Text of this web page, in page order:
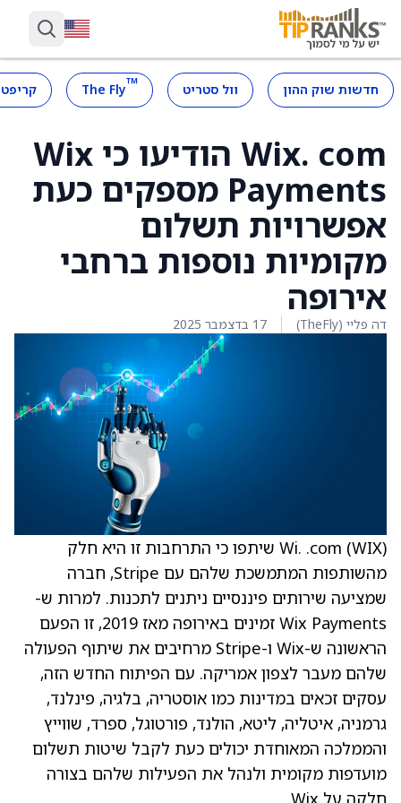
חדשות שוק ההון וול סטריט ™
The Fly
Wix. com הודיעו כי Wix
Payments מספקים כעת
אפשרויות תשלום
מקומיות נוספות ברחבי
אירופה
דה פליי (TheFly) 17 בדצמבר 2025
Wi. .com (WIX) שיתפו כי התרחבות זו היא חלק
מהשותפות המתמשכת שלהם עם Stripe, חברה
שמציעה שירותים פיננסיים ניתנים לתכנות. למרות ש-
Wix Payments זמינים באירופה מאז 2019, זו הפעם
הראשונה ש-Wix ו-Stripe מרחיבים את שיתוף הפעולה
שלהם מעבר לצפון אמריקה. עם הפיתוח החדש הזה,
עסקים זכאים במדינות כמו אוסטריה, בלגיה, פינלנד,
גרמניה, איטליה, ליטא, הולנד, פורטוגל, ספרד, שווייץ
והממלכה המאוחדת יכולים כעת לקבל שיטות תשלום
מועדפות מקומית ולנהל את הפעילות שלהם בצורה
חלקה על Wix.